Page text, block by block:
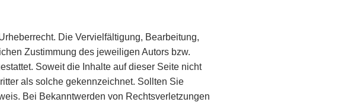
Die Vervielfältigung, Bearbeitung,
Zustimmung des jeweiligen Autors bzw.
Soweit die Inhalte auf dieser Seite nicht
als solche gekennzeichnet. Sollten Sie
Bei Bekanntwerden von Rechtsverletzungen